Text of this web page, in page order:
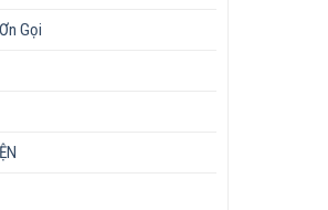
Gọi